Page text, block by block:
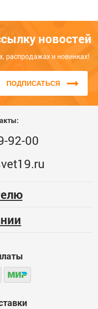
600
новостей
распродажах и новинках!
ПОДПИСАТЬСЯ
92-00